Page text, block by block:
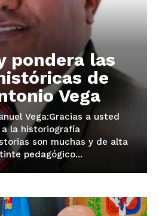
pondera las
de
Vega
Vega:Gracias a usted
la historiografía
son muchas y de alta
pedagógico...